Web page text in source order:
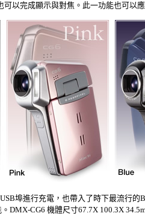
可以完成顯示與對焦。此一功能也可以
埠進行充電，也帶入了時下最流行
DMX-CG6 機體尺寸67.7X 100.3X